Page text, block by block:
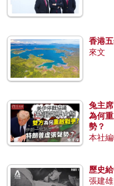
香港
來文
兔主
為何
勢？
本社
歷史
張建雄